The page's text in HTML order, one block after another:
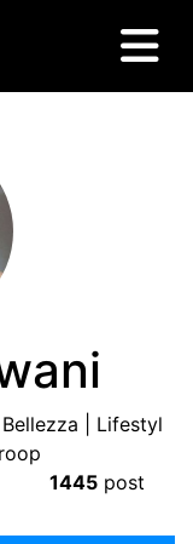
Bellezza | Lifestyl
1445post